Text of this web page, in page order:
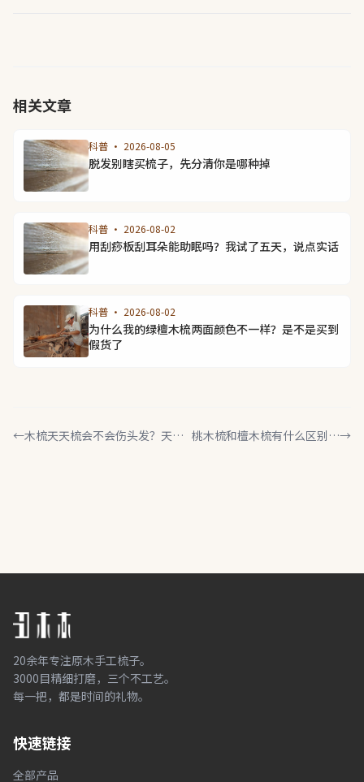
相关文章
科普 · 2026-08-05
脱发别瞎买梳子，先分清你是哪种掉
科普 · 2026-08-02
用刮痧板刮耳朵能助眠吗？我试了五天，说点实话
科普 · 2026-08-02
为什么我的绿檀木梳两面颜色不一样？是不是买到
假货了
←木梳天天梳会不会伤头发？天天 桃木梳和檀木梳有什么区别？→
20余年专注原木手工梳子。
3000目精细打磨，三个不工艺。
每一把，都是时间的礼物。
快速链接
全部产品